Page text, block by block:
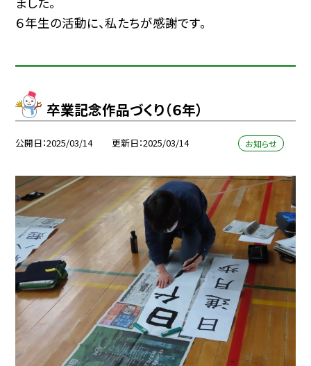
６年生の活動に、私たちが感謝です。
卒業記念作品づくり（６年）
公開日 2025/03/14 更新日 2025/03/14 お知らせ